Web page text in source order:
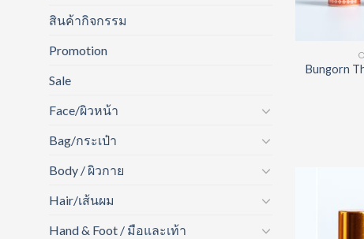
สินค้ากิจกรรม
Promotion
Sale
Face/ผิวหน้า
Bag/กระเป๋า
Body / ผิวกาย
Hair/เส้นผม
Hand & Foot / มือและเท้า
Bungorn